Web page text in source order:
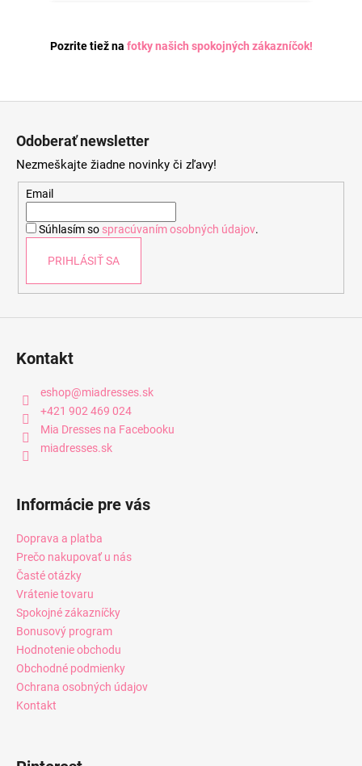
Pozrite tiež na fotky našich spokojných zákazníčok!
Odoberať newsletter
Nezmeškajte žiadne novinky či zľavy!
Email
Súhlasím so spracúvaním osobných údajov.
PRIHLÁSIŤ SA
Kontakt
eshop@miadresses.sk
+421 902 469 024
Mia Dresses na Facebooku
miadresses.sk
Informácie pre vás
Doprava a platba
Prečo nakupovať u nás
Časté otázky
Vrátenie tovaru
Spokojné zákazníčky
Bonusový program
Hodnotenie obchodu
Obchodné podmienky
Ochrana osobných údajov
Kontakt